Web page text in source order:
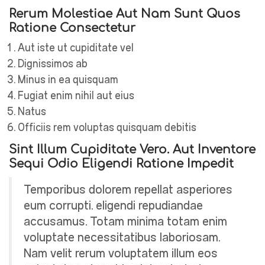
Rerum Molestiae Aut Nam Sunt Quos
Ratione Consectetur
Aut iste ut cupiditate vel
Dignissimos ab
Minus in ea quisquam
Fugiat enim nihil aut eius
Natus
Officiis rem voluptas quisquam debitis
Sint Illum Cupiditate Vero. Aut Inventore
Sequi Odio Eligendi Ratione Impedit
Temporibus dolorem repellat asperiores
eum corrupti. eligendi repudiandae
accusamus. Totam minima totam enim
voluptate necessitatibus laboriosam.
Nam velit rerum voluptatem illum eos